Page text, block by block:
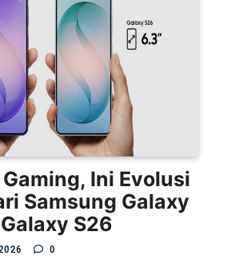
Ini Evolusi
Samsung Galaxy
S26
0